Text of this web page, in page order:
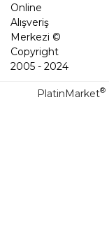
Online
Alışveriş
Merkezi ©
Copyright
2005 - 2024
PlatinMarket®